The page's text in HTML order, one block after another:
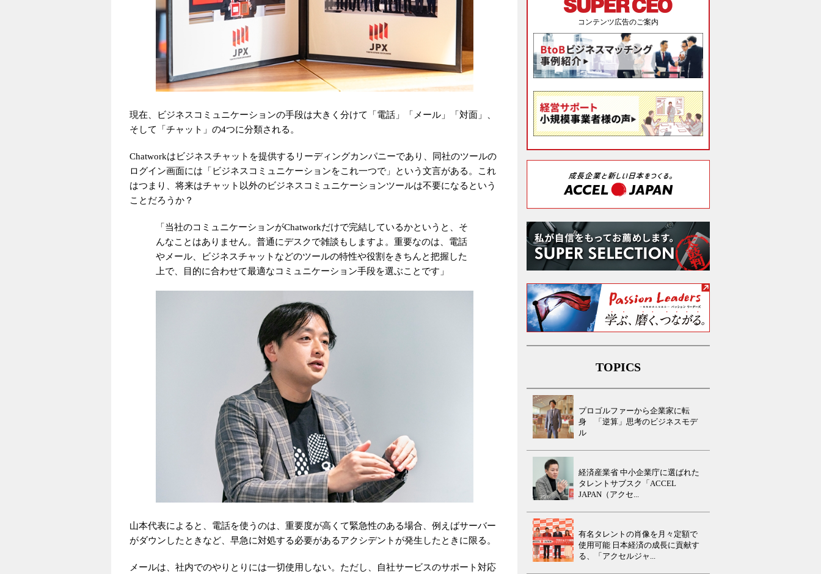
現在、ビジネスコミュニケーションの手段は大きく分けて「電話」「メール」「対面」、
そして「チャット」の4つに分類される。
Chatworkはビジネスチャットを提供するリーディングカンパニーであり、同社のツールの
ログイン画面には「ビジネスコミュニケーションをこれ一つで」という文言がある。これ
はつまり、将来はチャット以外のビジネスコミュニケーションツールは不要になるという
ことだろうか？
「当社のコミュニケーションがChatworkだけで完結しているかというと、そ
んなことはありません。普通にデスクで雑談もしますよ。重要なのは、電話
やメール、ビジネスチャットなどのツールの特性や役割をきちんと把握した
上で、目的に合わせて最適なコミュニケーション手段を選ぶことです」
山本代表によると、電話を使うのは、重要度が高くて緊急性のある場合、例えばサーバー
がダウンしたときなど、早急に対処する必要があるアクシデントが発生したときに限る。
メールは、社内でのやりとりには一切使用しない。ただし、自社サービスのサポート対応
コンテンツ広告のご案内
TOPICS
プロゴルファーから企業家に転
身 「逆算」思考のビジネスモデ
ル
経済産業省 中小企業庁に選ばれた
タレントサブスク「ACCEL
JAPAN（アクセ...
有名タレントの肖像を月々定額で
使用可能 日本経済の成長に貢献す
る、「アクセルジャ...